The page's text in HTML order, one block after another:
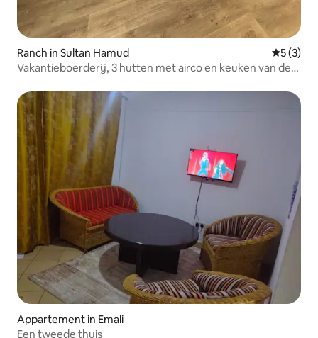
Ranch in Sultan Hamud
5 (3)
Vakantieboerderij, 3 hutten met airco en keuken van de
Appartement in Emali
Een tweede thuis